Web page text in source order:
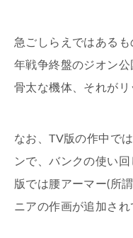
急ごしらえではある
年戦争終盤のジオン
骨太な機体、それがリ
なお、TV版の作中で
ンで、バンクの使い
版では腰アーマー(所
ニアの作画が追加され